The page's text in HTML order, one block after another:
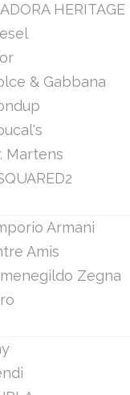
HERITAGE
& Gabbana
Martens
Armani
Amis
Zegna